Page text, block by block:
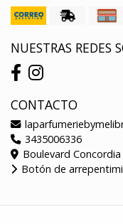
NUESTRAS REDES
CONTACTO
3435006336
Boulevard
Botón de